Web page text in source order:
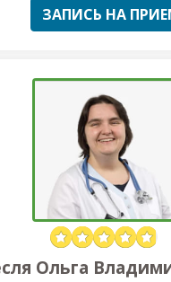
ЗАПИСЬ НА
Ольга